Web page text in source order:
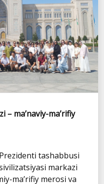
– ma’naviy-ma’rifiy
tashabbusi
markazi
ma’rifiy merosi va